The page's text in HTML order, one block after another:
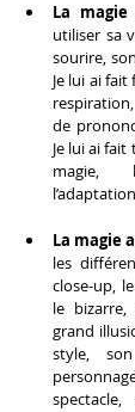
La magie
utiliser sa
sourire,
Je lui ai
de
Je lui ai fait
magie,
La magie
les
close-up,
le
grand
style,